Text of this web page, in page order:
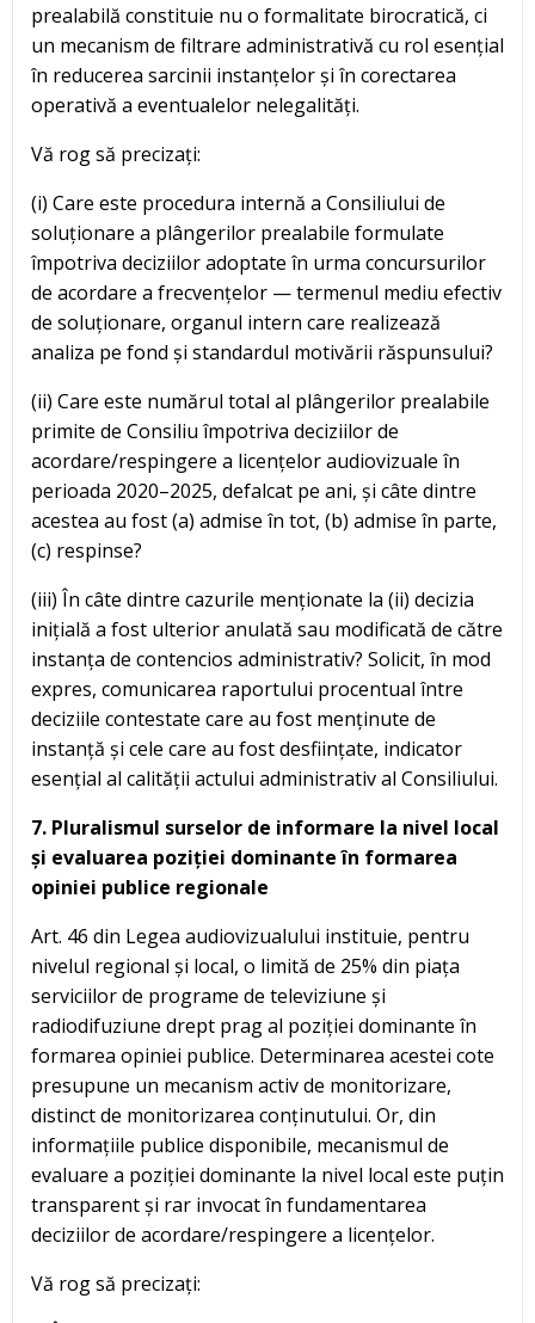
prealabilă constituie nu o formalitate birocratică, ci
un mecanism de filtrare administrativă cu rol esențial
în reducerea sarcinii instanțelor și în corectarea
operativă a eventualelor nelegalități.
Vă rog să precizați:
(i) Care este procedura internă a Consiliului de
soluționare a plângerilor prealabile formulate
împotriva deciziilor adoptate în urma concursurilor
de acordare a frecvențelor — termenul mediu efectiv
de soluționare, organul intern care realizează
analiza pe fond și standardul motivării răspunsului?
(ii) Care este numărul total al plângerilor prealabile
primite de Consiliu împotriva deciziilor de
acordare/respingere a licențelor audiovizuale în
perioada 2020–2025, defalcat pe ani, și câte dintre
acestea au fost (a) admise în tot, (b) admise în parte,
(c) respinse?
(iii) În câte dintre cazurile menționate la (ii) decizia
inițială a fost ulterior anulată sau modificată de către
instanța de contencios administrativ? Solicit, în mod
expres, comunicarea raportului procentual între
deciziile contestate care au fost menținute de
instanță și cele care au fost desființate, indicator
esențial al calității actului administrativ al Consiliului.
7. Pluralismul surselor de informare la nivel local
și evaluarea poziției dominante în formarea
opiniei publice regionale
Art. 46 din Legea audiovizualului instituie, pentru
nivelul regional și local, o limită de 25% din piața
serviciilor de programe de televiziune și
radiodifuziune drept prag al poziției dominante în
formarea opiniei publice. Determinarea acestei cote
presupune un mecanism activ de monitorizare,
distinct de monitorizarea conținutului. Or, din
informațiile publice disponibile, mecanismul de
evaluare a poziției dominante la nivel local este puțin
transparent și rar invocat în fundamentarea
deciziilor de acordare/respingere a licențelor.
Vă rog să precizați: